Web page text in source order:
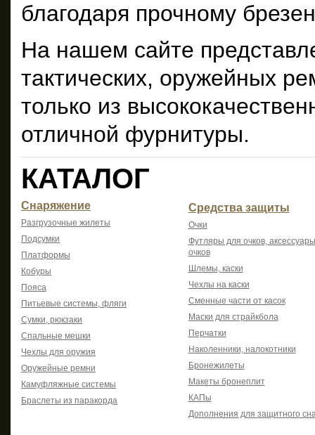
благодаря прочному
На нашем сайте
тактических, оружейных
только из
отличной фурнитуры.
КАТАЛОГ
Снаряжение
Разгрузочные жилеты
Подсумки
Платформы
Кобуры
Пояса
Питьевые системы, фляги
Сумки, рюкзаки
Спальные мешки
Чехлы для оружия
Оружейные ремни
Камуфляжные системы
Браслеты из паракорда
Средства защиты
Очки
Футляры для очков,
очков
Шлемы, каски
Чехлы на каски
Сменные части от касок
Маски для страйкбола
Перчатки
Наколенники, налокотники
Бронежилеты
Макеты бронеплит
КАПы
Дополнения для защитного